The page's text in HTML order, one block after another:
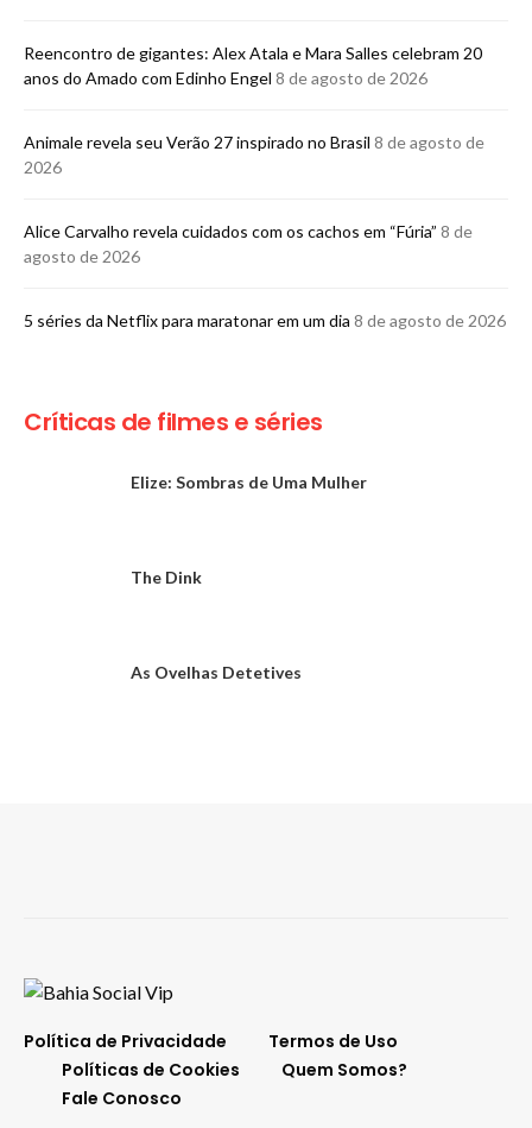
Reencontro de gigantes: Alex Atala e Mara Salles celebram 20
anos do Amado com Edinho Engel 8 de agosto de 2026
Animale revela seu Verão 27 inspirado no Brasil 8 de agosto de
2026
Alice Carvalho revela cuidados com os cachos em “Fúria” 8 de
agosto de 2026
5 séries da Netflix para maratonar em um dia 8 de agosto de 2026
Críticas de filmes e séries
Elize: Sombras de Uma Mulher
The Dink
As Ovelhas Detetives
Política de Privacidade
Termos de Uso
Políticas de Cookies
Quem Somos?
Fale Conosco